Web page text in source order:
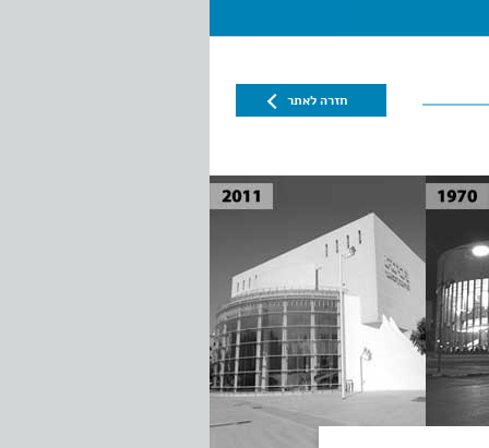
חזרה לאתר